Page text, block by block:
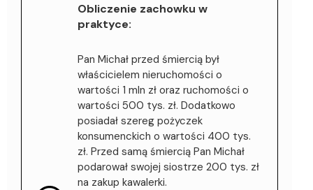
Obliczenie zachowku w
praktyce:
Pan Michał przed śmiercią był
właścicielem nieruchomości o
wartości 1 mln zł oraz ruchomości o
wartości 500 tys. zł. Dodatkowo
posiadał szereg pożyczek
konsumenckich o wartości 400 tys.
zł. Przed samą śmiercią Pan Michał
podarował swojej siostrze 200 tys. zł
na zakup kawalerki.